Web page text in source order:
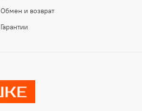
Обмен и возврат
Гарантии